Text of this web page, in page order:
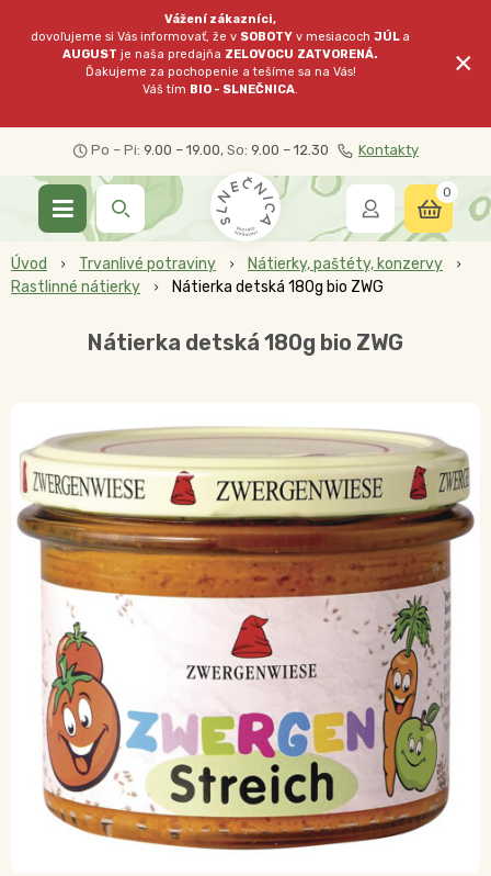
Vážení zákazníci,
dovoľujeme si Vás informovať, že v SOBOTY v mesiacochJÚL a
AUGUST je naša predajňa ZELOVOCU ZATVORENÁ.
Ďakujeme za pochopenie a tešíme sa na Vás!
Váš tím BIO - SLNEČNICA.
×
Po – Pi: 9.00 – 19.00, So: 9.00 – 12.30 Kontakty
0
Úvod Trvanlivé potraviny
Nátierky, paštéty, konzervy
Rastlinné nátierky
Nátierka detská 180g bio ZWG
Nátierka detská 180g bio ZWG